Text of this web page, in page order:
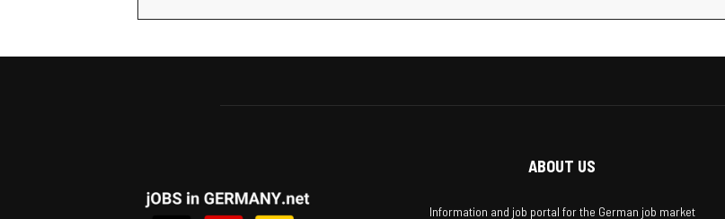
ABOUT US
Information and job portal for the German job market